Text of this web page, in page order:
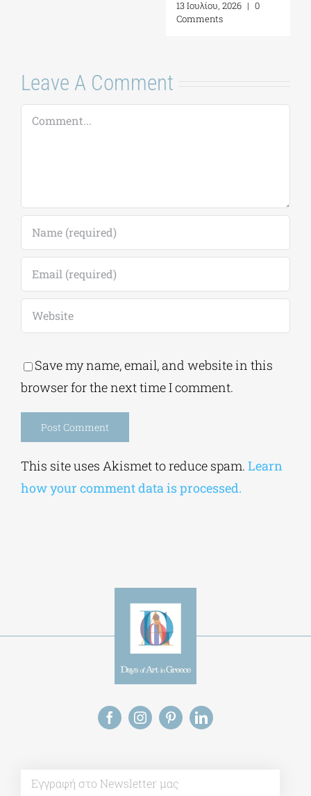
13 Ιουλίου, 2026 | 0
Comments
Leave A Comment
Comment
Save my name, email, and website in this
browser for the next time I comment.
This site uses Akismet to reduce spam. Learn
how your comment data is processed.